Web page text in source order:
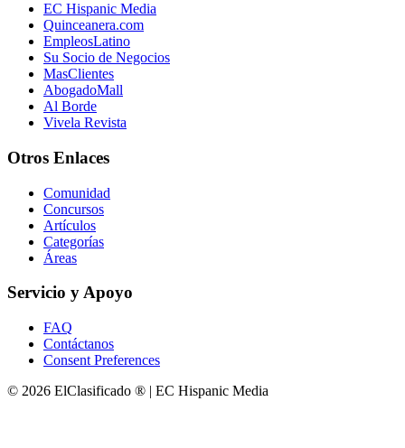
EC Hispanic Media
Quinceanera.com
EmpleosLatino
Su Socio de Negocios
MasClientes
AbogadoMall
Al Borde
Vivela Revista
Otros Enlaces
Comunidad
Concursos
Artículos
Categorías
Áreas
Servicio y Apoyo
FAQ
Contáctanos
Consent Preferences
© 2026 ElClasificado ® | EC Hispanic Media